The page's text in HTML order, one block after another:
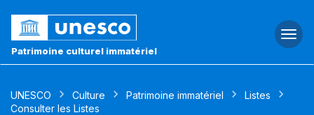
Patrimoine culturel immatériel
UNESCO Culture Patrimoine immatériel
Listes
Consulter les Listes